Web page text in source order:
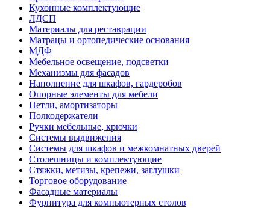
Кухонные комплектующие
ЛДСП
Материалы для реставрации
Матрацы и ортопедические основания
МДФ
Мебельное освещение, подсветки
Механизмы для фасадов
Наполнение для шкафов, гардеробов
Опорные элементы для мебели
Петли, амортизаторы
Полкодержатели
Ручки мебельные, крючки
Системы выдвижения
Системы для шкафов и межкомнатных дверей
Столешницы и комплектующие
Стяжки, метизы, крепежи, заглушки
Торговое оборудование
Фасадные материалы
Фурнитура для компьютерных столов